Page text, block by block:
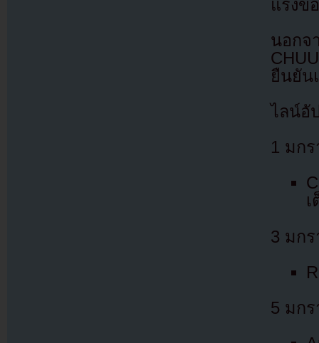
แรงข
นอกจ
ยืนยัน
ไลน์อั
1 มก
3 มก
5 มก